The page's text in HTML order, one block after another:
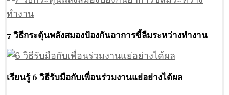
7 วิธีกระตุ้นพลังสมองป้องกันอาการขี้ลืมระหว่างทำงาน
เรียนรู้ 6 วิธีรับมือกับเพื่อนร่วมงานแย่อย่างได้ผล